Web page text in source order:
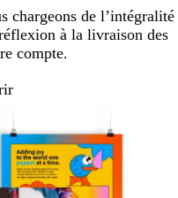
chargeons de l’intégralité
à la livraison des
compte.